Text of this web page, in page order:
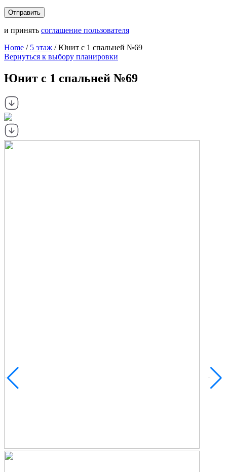
и принять соглашение пользователя
Home / 5 этаж / Юнит с 1 спальней №69
Вернуться к выбору планировки
Юнит с 1 спальней №69